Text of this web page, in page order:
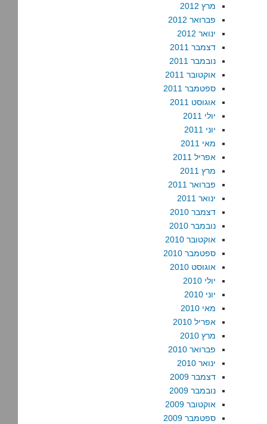
מרץ 2012
פברואר 2012
ינואר 2012
דצמבר 2011
נובמבר 2011
אוקטובר 2011
ספטמבר 2011
אוגוסט 2011
יולי 2011
יוני 2011
מאי 2011
אפריל 2011
מרץ 2011
פברואר 2011
ינואר 2011
דצמבר 2010
נובמבר 2010
אוקטובר 2010
ספטמבר 2010
אוגוסט 2010
יולי 2010
יוני 2010
מאי 2010
אפריל 2010
מרץ 2010
פברואר 2010
ינואר 2010
דצמבר 2009
נובמבר 2009
אוקטובר 2009
ספטמבר 2009